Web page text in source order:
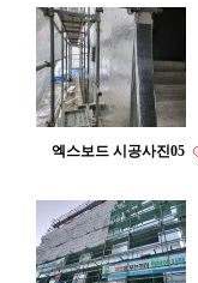
엑스보드 시공사진05